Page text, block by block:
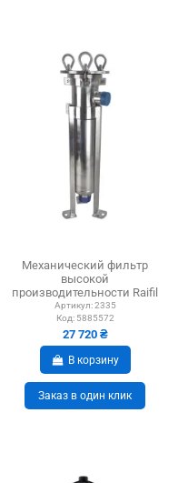
Механический фильтр
высокой
производительности Raifil
BFH-4 1.5 дюймов
мешочного типа
Артикул:2335
Код: 5885572
27 720 ₴
В корзину
Заказ в один клик